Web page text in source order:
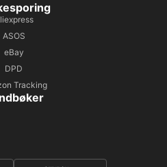
ASOS
eBay
DPD
Tracking